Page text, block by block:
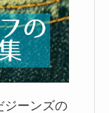
ジーンズの